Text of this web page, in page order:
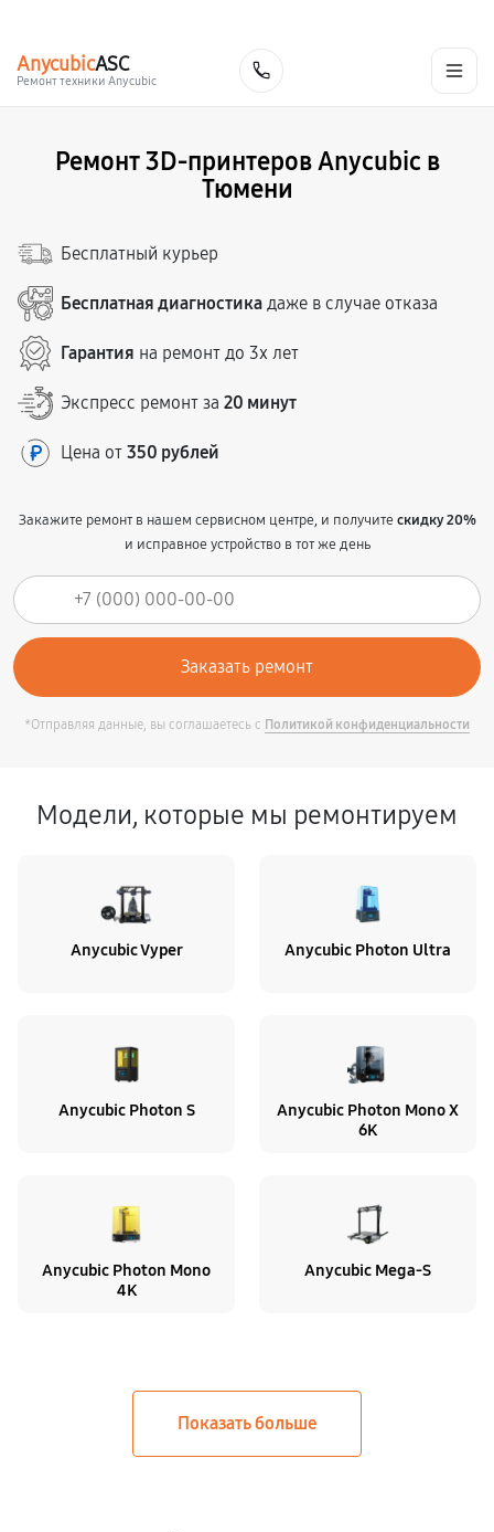
AnycubicASC
Ремонт техники Anycubic
Ремонт 3D-принтеров Anycubic в
Тюмени
Бесплатный курьер
Бесплатная диагностика даже в случае отказа
Гарантия на ремонт до 3х лет
Экспресс ремонт за 20 минут
Цена от 350 рублей
Закажите ремонт в нашем сервисном центре, и получитескидку 20%
и исправное устройство в тот же день
*Отправляя данные, вы соглашаетесь с Политикой конфиденциальности
Модели, которые мы ремонтируем
Anycubic Vyper Anycubic Photon Ultra
Anycubic Photon S
Anycubic Photon Mono X
6K
Anycubic Photon Mono
4K
Anycubic Mega-S